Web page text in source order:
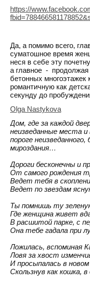
https://
Да, а помимо всего,
суматошное время
неся в себе эту
а главное -
бетонных многоэтажек
романтичную как
секунду до
Olga Nastykova
Дом, где за каждой
неизведанные места
пороге
мироздания…
Дороги бесконечны и
От самого рождения
Ведет тебя в
Ведет по звездам
Ты помнишь ту
Где женщина живет
В расшитой парке, с
Она тебе гадала при
Ложилась, вспоминая
Ловя за хвост
И просыпалась в новом
Скользнув как кошка,